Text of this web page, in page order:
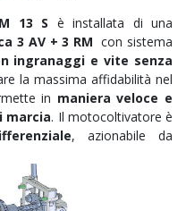
13 S è installata di una
3 AV + 3 RM con sistema
ingranaggi e vite senza
la massima affidabilità nel
in maniera veloce e
marcia. Il motocoltivatore è
, azionabile da